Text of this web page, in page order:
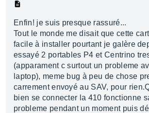
Enfin! je suis presque rassuré...
Tout le monde me disait que cette
facile à installer pourtant je galère
essayé 2 portables P4 et Centrino
(apparament c surtout un probleme
laptop), meme bug à peu de chose
carrement envoyé au SAV, pour
bien se connecter la 410 fonctionne
probleme pendant un moment puis